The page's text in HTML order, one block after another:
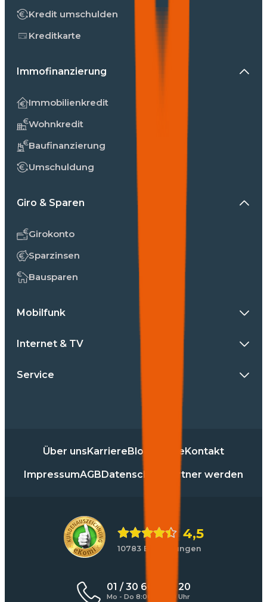
Kredit umschulden
Kreditkarte
Immofinanzierung
Immobilienkredit
Wohnkredit
Baufinanzierung
Umschuldung
Giro & Sparen
Girokonto
Sparzinsen
Bausparen
Mobilfunk
Internet & TV
Service
Über unsKarriereBlog PresseKontakt
ImpressumAGBDatenschutz Partner werden
4,5
10783 Bewertungen
01 / 30 60 900 20
Mo - Do 8:00 - 17:00 Uhr